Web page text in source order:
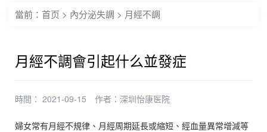
當前： 首页 > 內分泌失調 > 月經不調
月經不調會引起什么並發症
時間： 2021-09-15 作者： 深圳怡康医院
婦女常有月經不規律、月經周期延長或縮短、經血量異常增減等